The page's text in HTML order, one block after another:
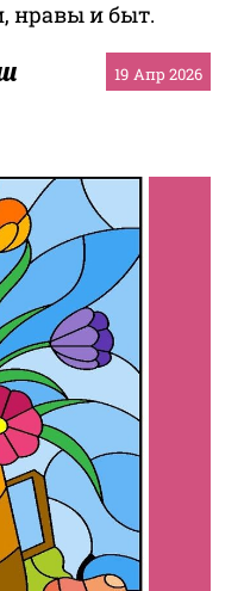
нравы и быт.
19 Апр 2026